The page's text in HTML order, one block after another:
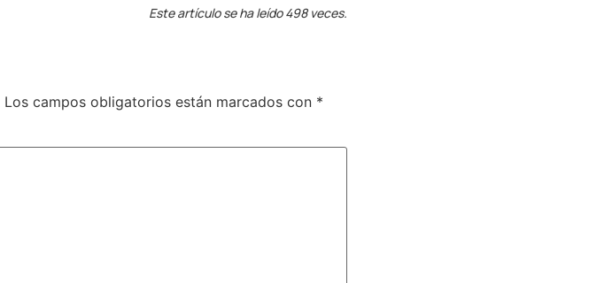
Este artículo se ha leído 498 veces.
Los campos obligatorios están marcados con *